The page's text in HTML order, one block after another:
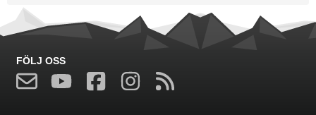
FÖLJ OSS